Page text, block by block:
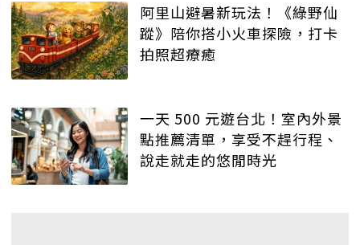
阿里山避暑新玩法！《綠野仙
蹤》陪你搭小火車探險，打卡
拍照超療癒
一天 500 元遊台北！室內外景
點推薦清單，享受不趕行程、
說走就走的悠閒時光